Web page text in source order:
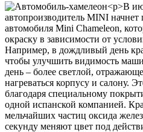
<p>В
автопроизводитель MINI начнет
автомобиля Mini Chameleon,
окраску в зависимости от
Например, в дождливый день
чтобы улучшить видимость
день – более светлой,
нагреваться корпусу и салону.
благодаря специальному
одной испанской компанией.
мельчайших частиц оксида
секунду меняют цвет под